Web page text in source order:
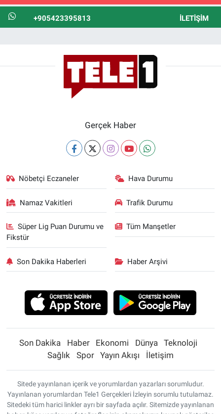
+905423395813 İLETIŞIM
Gerçek Haber
Nöbetçi Eczaneler Hava Durumu
Namaz Vakitleri Trafik Durumu
Süper Lig Puan Durumu ve
Fikstür
Tüm Manşetler
Son Dakika Haberleri Haber Arşivi
Son Dakika Haber Ekonomi Dünya
Teknoloji
Sağlık
Spor Yayın Akışı İletişim
Sitede yayınlanan içerik ve yorumlardan yazarları sorumludur.
Yayınlanan yorumlardan Tele1 Gerçekleri İzleyin sorumlu tutulamaz.
Sitedeki tüm harici linkler ayrı bir sayfada açılır. Sitemizde yayınlanan